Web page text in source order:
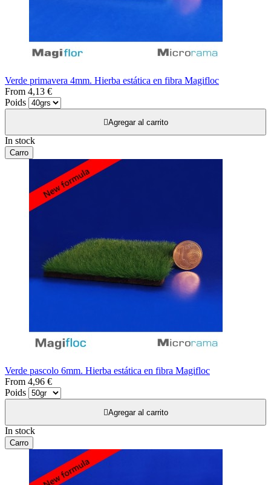
Verde primavera 4mm. Hierba estática en fibra Magifloc
From 4,13 €
Poids
Agregar al carrito
In stock
Carro
Verde pascolo 6mm. Hierba estática en fibra Magifloc
From 4,96 €
Poids
Agregar al carrito
In stock
Carro